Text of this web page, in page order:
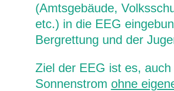
(Amtsgebäude,
etc.) in die EEG
Bergrettung und der
Ziel der EEG ist es,
Sonnenstrom ohne